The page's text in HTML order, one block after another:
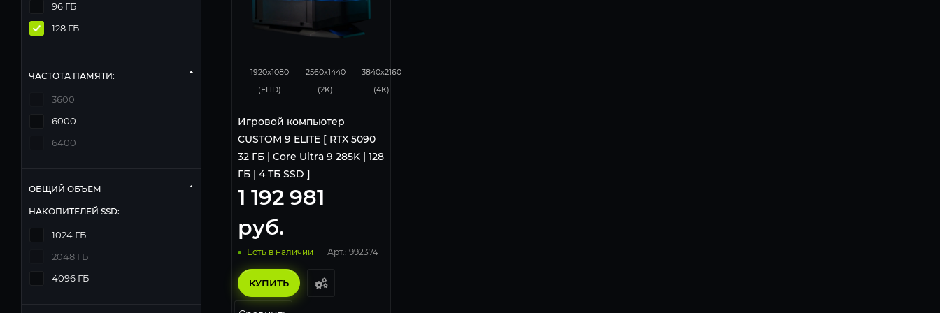
1920x1080
(FHD)
2560x1440
(2K)
3840x2160
(4K)
Игровой компьютер
CUSTOM 9 ELITE [ RTX 5090
32 ГБ | Core Ultra 9 285K | 128
ГБ | 4 ТБ SSD ]
1 192 981
руб.
Есть в наличии Арт.: 992374
КУПИТЬ
96 ГБ
128 ГБ
ЧАСТОТА ПАМЯТИ:
3600
6000
6400
ОБЩИЙ ОБЪЕМ
НАКОПИТЕЛЕЙ SSD:
1024 ГБ
2048 ГБ
4096 ГБ